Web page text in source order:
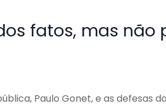
fatos, mas não
Paulo Gonet, e as defesas